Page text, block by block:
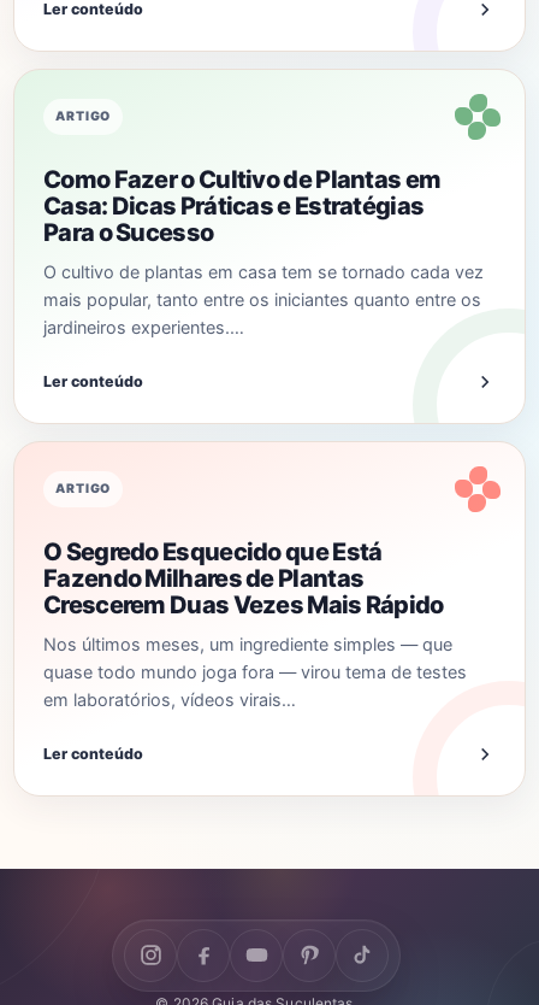
Ler conteúdo
ARTIGO
Como Fazer o Cultivo de Plantas em
Casa: Dicas Práticas e Estratégias
Para o Sucesso
O cultivo de plantas em casa tem se tornado cada vez
mais popular, tanto entre os iniciantes quanto entre os
jardineiros experientes.…
Ler conteúdo
ARTIGO
O Segredo Esquecido que Está
Fazendo Milhares de Plantas
Crescerem Duas Vezes Mais Rápido
Nos últimos meses, um ingrediente simples — que
quase todo mundo joga fora — virou tema de testes
em laboratórios, vídeos virais…
Ler conteúdo